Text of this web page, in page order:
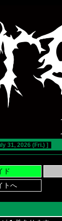
31, 2026 (Fri.) ]